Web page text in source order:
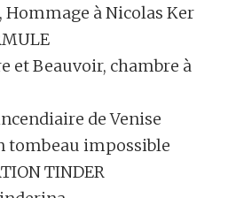
, Hommage à Nicolas Ker
et Beauvoir, chambre à
de Venise
tombeau impossible
TINDER